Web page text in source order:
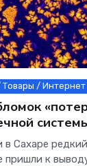
/ Интернет
Сахаре
пришли к